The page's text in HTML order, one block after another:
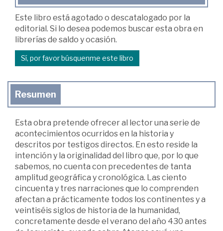
Este libro está agotado o descatalogado por la
editorial. Si lo desea podemos buscar esta obra en
librerías de saldo y ocasión.
Sí, por favor búsquenme este libro
Resumen
Esta obra pretende ofrecer al lector una serie de
acontecimientos ocurridos en la historia y
descritos por testigos directos. En esto reside la
intención y la originalidad del libro que, por lo que
sabemos, no cuenta con precedentes de tanta
amplitud geográfica y cronológica. Las ciento
cincuenta y tres narraciones que lo comprenden
afectan a prácticamente todos los continentes y a
veintiséis siglos de historia de la humanidad,
concretamente desde el verano del año 430 antes